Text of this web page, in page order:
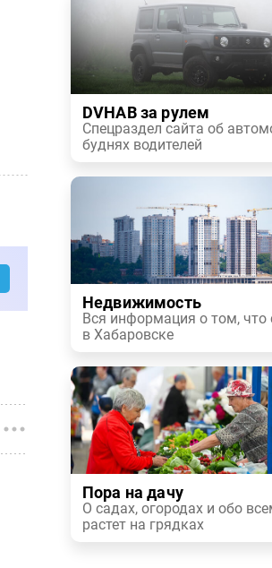
DVHAB за рулем
Спецраздел сайта об
буднях водителей
Недвижимость
Вся информация о том, что
в Хабаровске
Пора на дачу
О садах, огородах и обо
растет на грядках